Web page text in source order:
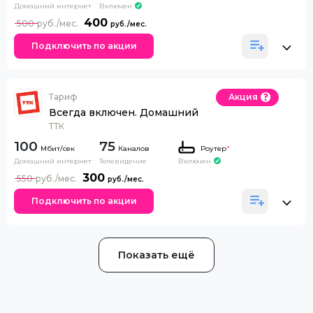
Домашний интернет
Включен
400
500
Подключить по акции
Тариф
Всегда включен. Домашний
ТТК
Акция
100
Домашний интернет
75 Каналов
Телевидение
Роутер*
Включен
300
550
Подключить по акции
Показать ещё